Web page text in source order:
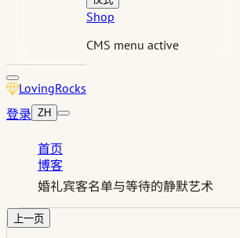
Shop
CMS menu active
LovingRocks
登录 ZH
首页
博客
婚礼宾客名单与等待的静默艺术
上一页